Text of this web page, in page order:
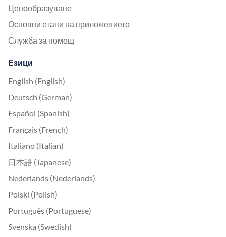
Ценообразуване
Основни етапи на приложението
Служба за помощ
Езици
English (English)
Deutsch (German)
Español (Spanish)
Français (French)
Italiano (Italian)
日本語 (Japanese)
Nederlands (Nederlands)
Polski (Polish)
Português (Portuguese)
Svenska (Swedish)